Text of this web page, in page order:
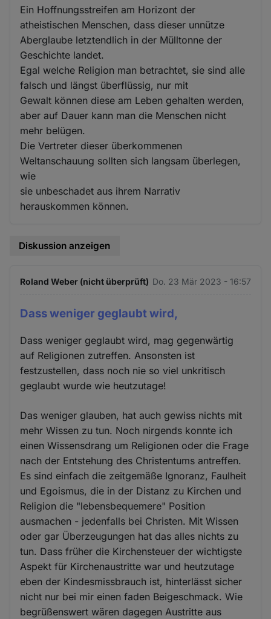
Ein Hoffnungsstreifen am Horizont der
atheistischen Menschen, dass dieser unnütze
Aberglaube letztendlich in der Mülltonne der
Geschichte landet.
Egal welche Religion man betrachtet, sie sind alle
falsch und längst überflüssig, nur mit
Gewalt können diese am Leben gehalten werden,
aber auf Dauer kann man die Menschen nicht
mehr belügen.
Die Vertreter dieser überkommenen
Weltanschauung sollten sich langsam überlegen,
wie
sie unbeschadet aus ihrem Narrativ
herauskommen können.
Diskussion anzeigen
Roland Weber (nicht überprüft) Do. 23 Mär 2023 - 16:57
Dass weniger geglaubt wird,
Dass weniger geglaubt wird, mag gegenwärtig
auf Religionen zutreffen. Ansonsten ist
festzustellen, dass noch nie so viel unkritisch
geglaubt wurde wie heutzutage!
Das weniger glauben, hat auch gewiss nichts mit
mehr Wissen zu tun. Noch nirgends konnte ich
einen Wissensdrang um Religionen oder die Frage
nach der Entstehung des Christentums antreffen.
Es sind einfach die zeitgemäße Ignoranz, Faulheit
und Egoismus, die in der Distanz zu Kirchen und
Religion die "lebensbequemere" Position
ausmachen - jedenfalls bei Christen. Mit Wissen
oder gar Überzeugungen hat das alles nichts zu
tun. Dass früher die Kirchensteuer der wichtigste
Aspekt für Kirchenaustritte war und heutzutage
eben der Kindesmissbrauch ist, hinterlässt sicher
nicht nur bei mir einen faden Beigeschmack. Wie
begrüßenswert wären dagegen Austritte aus